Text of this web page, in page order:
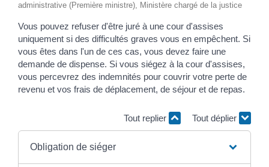
administrative (Première ministre), Ministère chargé de la justice
Vous pouvez refuser d'être juré à une cour d'assises
uniquement si des difficultés graves vous en empêchent. Si
vous êtes dans l'un de ces cas, vous devez faire une
demande de dispense. Si vous siégez à la cour d'assises,
vous percevrez des indemnités pour couvrir votre perte de
revenu et vos frais de déplacement, de séjour et de repas.
Tout replier Tout déplier
Obligation de siéger